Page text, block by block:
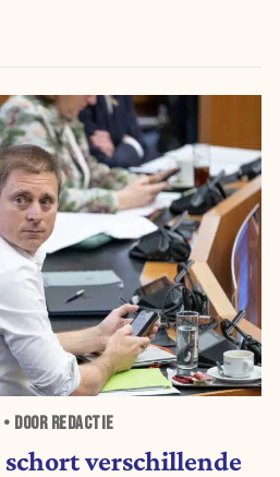
DOOR REDACTIE
schort verschillende